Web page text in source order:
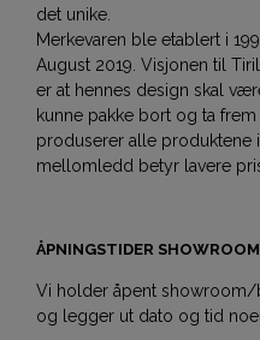
det unike.
Merkevaren ble etablert i
August 2019. Visjonen til
er at hennes design skal
kunne pakke bort og ta
produserer alle produktene
mellomledd betyr lavere
ÅPNINGSTIDER SHOWROOM
Vi holder åpent showroom/
og legger ut dato og tid